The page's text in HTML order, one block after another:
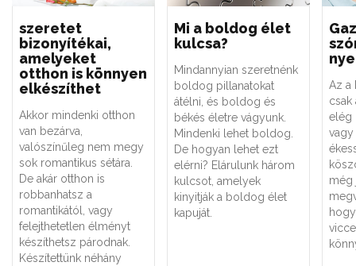
szeretet
bizonyítékai,
amelyeket
otthon is könnyen
elkészíthet
Akkor mindenki otthon
van bezárva,
valószínűleg nem megy
sok romantikus sétára.
De akár otthon is
robbanhatsz a
romantikától, vagy
felejthetetlen élményt
készíthetsz párodnak.
Készítettünk néhány
Mi a boldog élet
kulcsa?
Mindannyian szeretnénk
boldog pillanatokat
átélni, és boldog és
békés életre vágyunk.
Mindenki lehet boldog.
De hogyan lehet ezt
elérni? Elárulunk három
kulcsot, amelyek
kinyitják a boldog élet
kapuját.
Az a
csak
elég
vagy
még